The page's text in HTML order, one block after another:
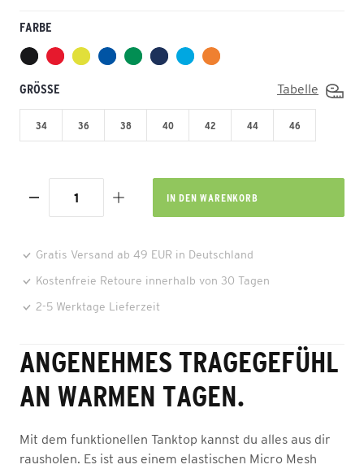
FARBE
GRÖSSE Tabelle
34 36 38 40 42 44 46
IN DEN WARENKORB
Gratis Versand ab 49 EUR in Deutschland
Kostenfreie Retoure innerhalb von 30 Tagen
2-5 Werktage Lieferzeit
ANGENEHMES TRAGEGEFÜHL
AN WARMEN TAGEN.
Mit dem funktionellen Tanktop kannst du alles aus dir
rausholen. Es ist aus einem elastischen Micro Mesh